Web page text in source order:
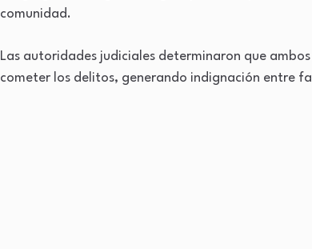
comunidad.
Las autoridades judiciales determinaron que
cometer los delitos, generando indignación entre